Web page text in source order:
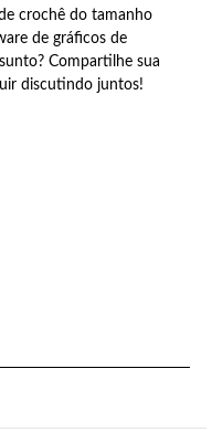
crochê do tamanho
de gráficos de
Compartilhe sua
discutindo juntos!